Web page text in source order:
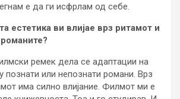
е да ги исфрлам од себе.
естетика ви влијае врз ритамот и
ремек дела се адаптации на
познати или непознати романи. Врз
има силно влијание. Филмот ми е